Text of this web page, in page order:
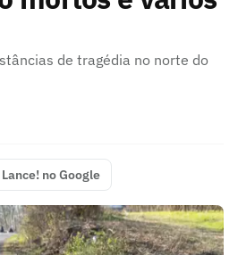
de tragédia no norte do
no Google